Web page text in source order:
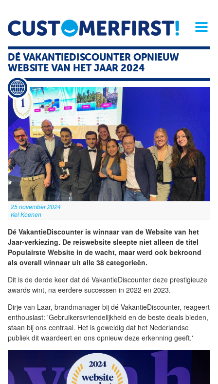
Home Opinie Archief
Magazine
Service
Buyers'Guide
DÉ VAKANTIEDISCOUNTER OPNIEUW
WEBSITE VAN HET JAAR 2024
25 november 2024
Kel Koenen
Dé VakantieDiscounter is winnaar van de Website van het
Jaar-verkiezing. De reiswebsite sleepte niet alleen de titel
Populairste Website in de wacht, maar werd ook bekroond
als overall winnaar uit alle 38 categorieën.
Dit is de derde keer dat dé VakantieDiscounter deze prestigieuze
awards wint, na eerdere successen in 2022 en 2023.
Dirje van Laar, brandmanager bij dé VakantieDiscounter, reageert
enthousiast: 'Gebruikersvriendelijkheid en de beste deals bieden,
staan bij ons centraal. Het is geweldig dat het Nederlandse
publiek dit waardeert en ons opnieuw deze erkenning geeft.'